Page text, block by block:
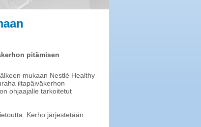
pitämisen
mukaan Nestlé Healthy
iltapäiväkerhon
ohjaajalle tarkoitetut
Kerho järjestetään